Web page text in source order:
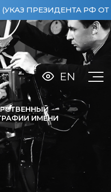
РФ ОТ
ИМЕНИ
EN